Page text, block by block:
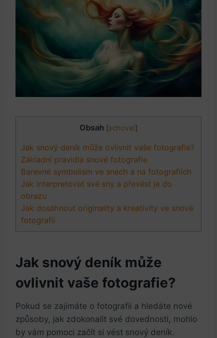
Obsah [schovat]
Jak snový deník může ovlivnit vaše fotografie?
Základní pravidla snové fotografie
Barevné symbolism ve snech a na fotografiích
Jak interpretovat své sny a převést je do
obrazu
Jak dosáhnout originality a kreativity ve snové
fotografii
Jak snový deník může
ovlivnit vaše fotografie?
Pokud se zajímáte o fotografii a hledáte nové
způsoby, jak zdokonalit své dovednosti, mohlo
by vám pomoci začít si vést snový deník.